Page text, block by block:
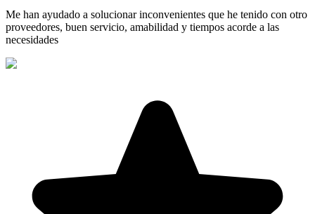
Me han ayudado a solucionar inconvenientes que he tenido con otro
proveedores, buen servicio, amabilidad y tiempos acorde a las
necesidades